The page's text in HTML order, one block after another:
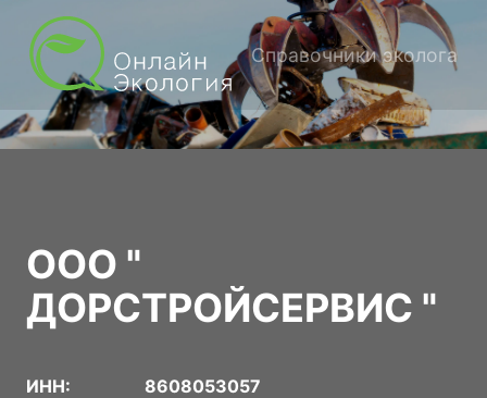
Справочники эколога
ООО "
ДОРСТРОЙСЕРВИС "
ИНН:
8608053057